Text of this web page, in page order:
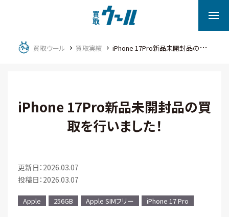
買取ウール 買取実績 iPhone 17Pro新品未開封品の買取を行いました！
iPhone 17Pro新品未開封品の買
取を行いました！
更新日：2026.03.07
投稿日：2026.03.07
Apple 256GB Apple SIMフリー iPhone 17 Pro